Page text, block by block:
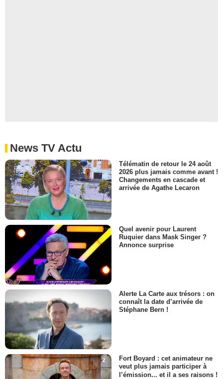
News TV Actu
Télématin de retour le 24 août
2026 plus jamais comme avant !
Changements en cascade et
arrivée de Agathe Lecaron
Quel avenir pour Laurent
Ruquier dans Mask Singer ?
Annonce surprise
Alerte La Carte aux trésors : on
connaît la date d’arrivée de
Stéphane Bern !
Fort Boyard : cet animateur ne
veut plus jamais participer à
l’émission... et il a ses raisons !